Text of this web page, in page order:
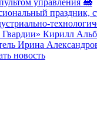
праздник,
Кирилл
Ирина
новость